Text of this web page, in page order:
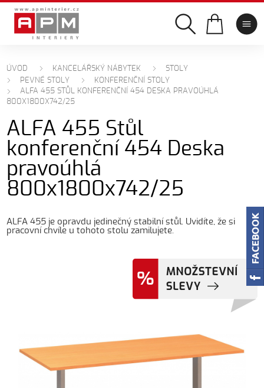
ÚVOD KANCELÁŘSKÝ NÁBYTEK
STOLY
PEVNÉ STOLY
KONFERENČNÍ STOLY
ALFA 455 STŮL KONFERENČNÍ 454 DESKA PRAVOÚHLÁ
800X1800X742/25
ALFA 455 Stůl
konferenční 454 Deska
pravoúhlá
800x1800x742/25
ALFA 455 je opravdu jedinečný stabilní stůl. Uvidíte, že si
pracovní chvíle u tohoto stolu zamilujete.